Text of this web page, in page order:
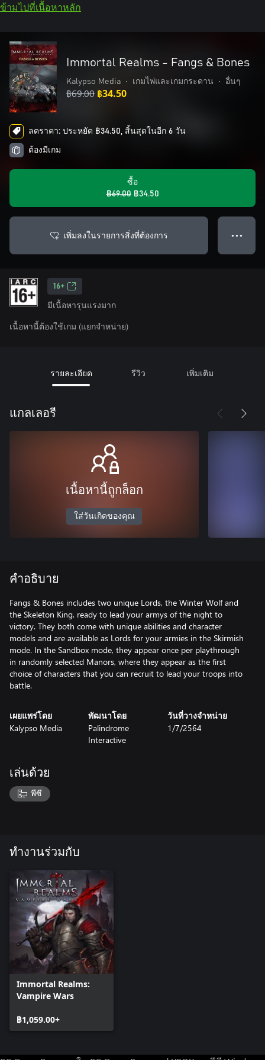
ข้ามไปที่เนื้อหาหลัก
Immortal Realms - Fangs & Bones
Kalypso Media • เกมไพ่และเกมกระดาน • อื่นๆ
฿69.00 ฿34.50
ลดราคา: ประหยัด ฿34.50, สิ้นสุดในอีก 6 วัน
ต้องมีเกม
ซื้อ
฿69.00 ฿34.50
เพิ่มลงในรายการสิ่งที่ต้องการ ● ● ●
16+
มีเนื้อหารุนแรงมาก
เนื้อหานี้ต้องใช้เกม (แยกจำหน่าย)
รายละเอียด รีวิว เพิ่มเติม
แกลเลอรี
เนื้อหานี้ถูกล็อก
ใส่วันเกิดของคุณ
คำอธิบาย
Fangs & Bones includes two unique Lords, the Winter Wolf and
the Skeleton King, ready to lead your armys of the night to
victory. They both come with unique abilities and character
models and are available as Lords for your armies in the Skirmish
mode. In the Sandbox mode, they appear once per playthrough
in randomly selected Manors, where they appear as the first
choice of characters that you can recruit to lead your troops into
battle.
เผยแพร่โดย
Kalypso Media
พัฒนาโดย
Palindrome
Interactive
วันที่วางจำหน่าย
1/7/2564
เล่นด้วย
พีซี
ทำงานร่วมกับ
Immortal Realms:
Vampire Wars
฿1,059.00+